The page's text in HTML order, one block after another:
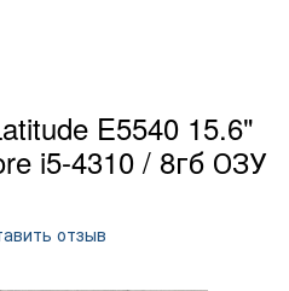
E5540 15.6"
i5-4310 / 8гб ОЗУ
отзыв